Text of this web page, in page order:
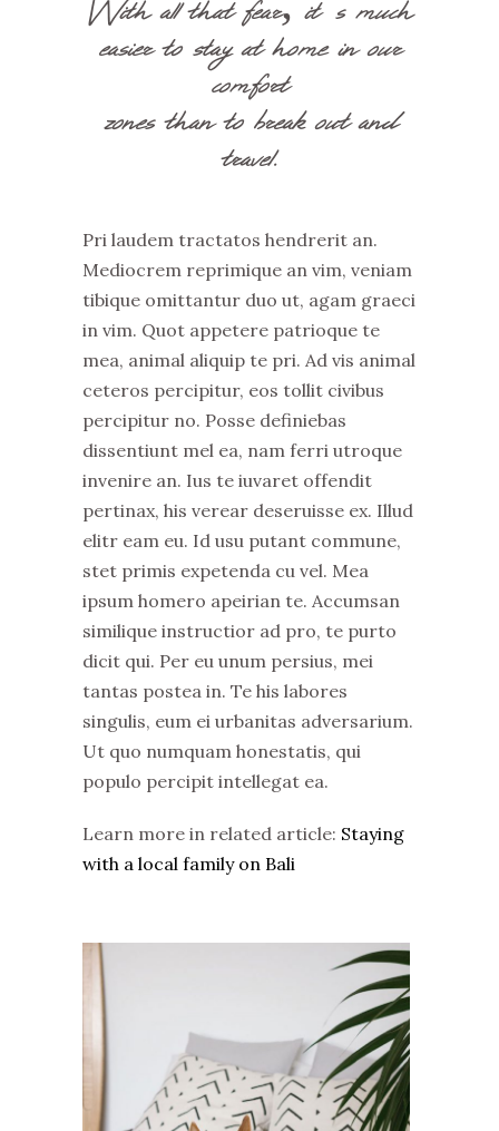
easier to stay at home in our
comfort
zones than to break out and
travel.
Pri laudem tractatos hendrerit an.
Mediocrem reprimique an vim, veniam
tibique omittantur duo ut, agam graeci
in vim. Quot appetere patrioque te
mea, animal aliquip te pri. Ad vis animal
ceteros percipitur, eos tollit civibus
percipitur no. Posse definiebas
dissentiunt mel ea, nam ferri utroque
invenire an. Ius te iuvaret offendit
pertinax, his verear deseruisse ex. Illud
elitr eam eu. Id usu putant commune,
stet primis expetenda cu vel. Mea
ipsum homero apeirian te. Accumsan
similique instructior ad pro, te purto
dicit qui. Per eu unum persius, mei
tantas postea in. Te his labores
singulis, eum ei urbanitas adversarium.
Ut quo numquam honestatis, qui
populo percipit intellegat ea.
Learn more in related article: Staying
with a local family on Bali